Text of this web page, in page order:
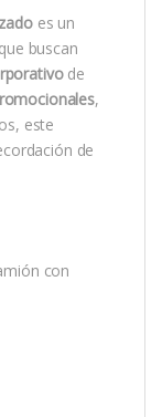
es un
buscan
de
,
este
de
con